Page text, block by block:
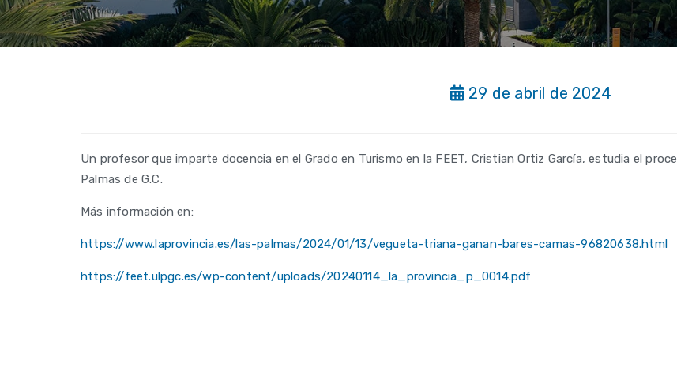
29 de abril de 2024
Un profesor que imparte docencia en el Grado en Turismo en la FEET, Cristian Ortiz García, estudia el
Palmas de G.C.
Más información en:
https://www.laprovincia.es/las-palmas/2024/01/13/vegueta-triana-ganan-bares-camas-96820638.html
https://feet.ulpgc.es/wp-content/uploads/20240114_la_provincia_p_0014.pdf